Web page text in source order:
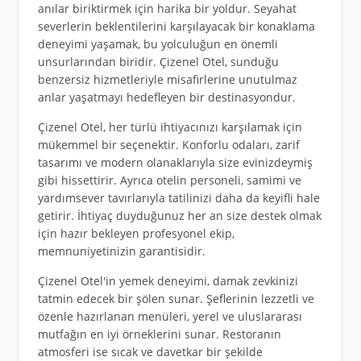
anılar biriktirmek için harika bir yoldur. Seyahat
severlerin beklentilerini karşılayacak bir konaklama
deneyimi yaşamak, bu yolculuğun en önemli
unsurlarından biridir. Çizenel Otel, sunduğu
benzersiz hizmetleriyle misafirlerine unutulmaz
anlar yaşatmayı hedefleyen bir destinasyondur.
Çizenel Otel, her türlü ihtiyacınızı karşılamak için
mükemmel bir seçenektir. Konforlu odaları, zarif
tasarımı ve modern olanaklarıyla size evinizdeymiş
gibi hissettirir. Ayrıca otelin personeli, samimi ve
yardımsever tavırlarıyla tatilinizi daha da keyifli hale
getirir. İhtiyaç duyduğunuz her an size destek olmak
için hazır bekleyen profesyonel ekip,
memnuniyetinizin garantisidir.
Çizenel Otel'in yemek deneyimi, damak zevkinizi
tatmin edecek bir şölen sunar. Şeflerinin lezzetli ve
özenle hazırlanan menüleri, yerel ve uluslararası
mutfağın en iyi örneklerini sunar. Restoranın
atmosferi ise sıcak ve davetkar bir şekilde